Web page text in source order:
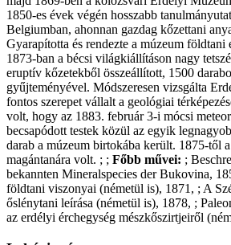
1850-es évek végén hosszabb
Belgiumban, ahonnan gazdag kőzettani
Gyarapította és rendezte a múzeum földtani
1873-ban a bécsi világkiállításon nagy
eruptív kőzetekből összeállított, 1500
gyűjteményével. Módszeresen vizsgálta
fontos szerepet vállalt a geológiai
volt, hogy az 1883. február 3-i mócsi
becsapódott testek közül az egyik
darab a múzeum birtokába került. 1875-től
magántanára volt. ; ; Főbb művei: ;
bekannten Mineralspecies der Bukovina,
földtani viszonyai (németül is), 1871, ; A
őslénytani leírása (németül is), 1878, ;
az erdélyi érchegység mészkőszirtjeiről